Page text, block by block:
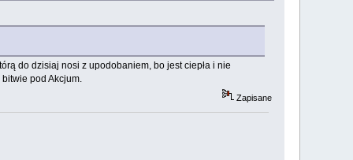
do dzisiaj nosi z upodobaniem, bo jest ciepła i nie
pod Akcjum.
Zapisane